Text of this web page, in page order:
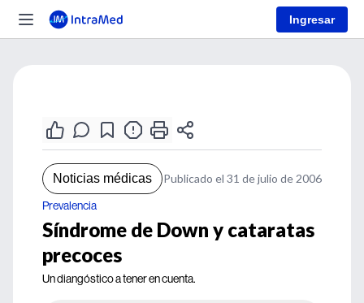
Ingresar
Noticias médicas Publicado el 31 de julio de 2006
Prevalencia
Síndrome de Down y cataratas
precoces
Un diangóstico a tener en cuenta.